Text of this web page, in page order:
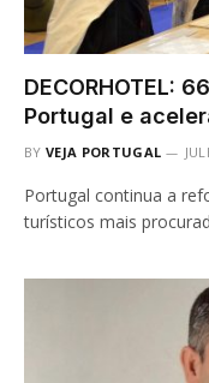
DECORHOTEL:
Portugal e
BY VEJA PORTUGAL
Portugal continua a
turísticos mais